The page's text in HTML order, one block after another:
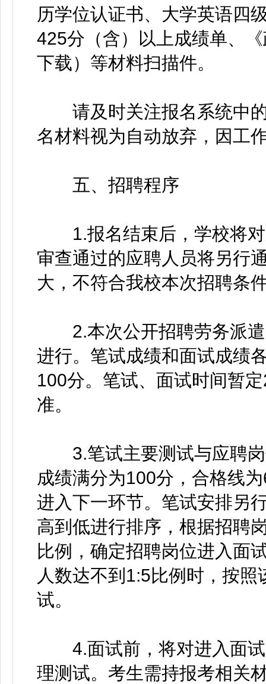
历学位认证书、大学英语四
425分（含）以上成绩单、
下载）等材料扫描件。
请及时关注报名系统中的
名材料视为自动放弃，因工
五、招聘程序
1.报名结束后，学校将对
审查通过的应聘人员将另行
大，不符合我校本次招聘条
2.本次公开招聘劳务派遣
进行。笔试成绩和面试成绩
100分。笔试、面试时间暂
准。
3.笔试主要测试与应聘岗
成绩满分为100分，合格线
进入下一环节。笔试安排另
高到低进行排序，根据招聘
比例，确定招聘岗位进入面
人数达不到1:5比例时，按
试。
4.面试前，将对进入面试
理测试。考生需持报考相关